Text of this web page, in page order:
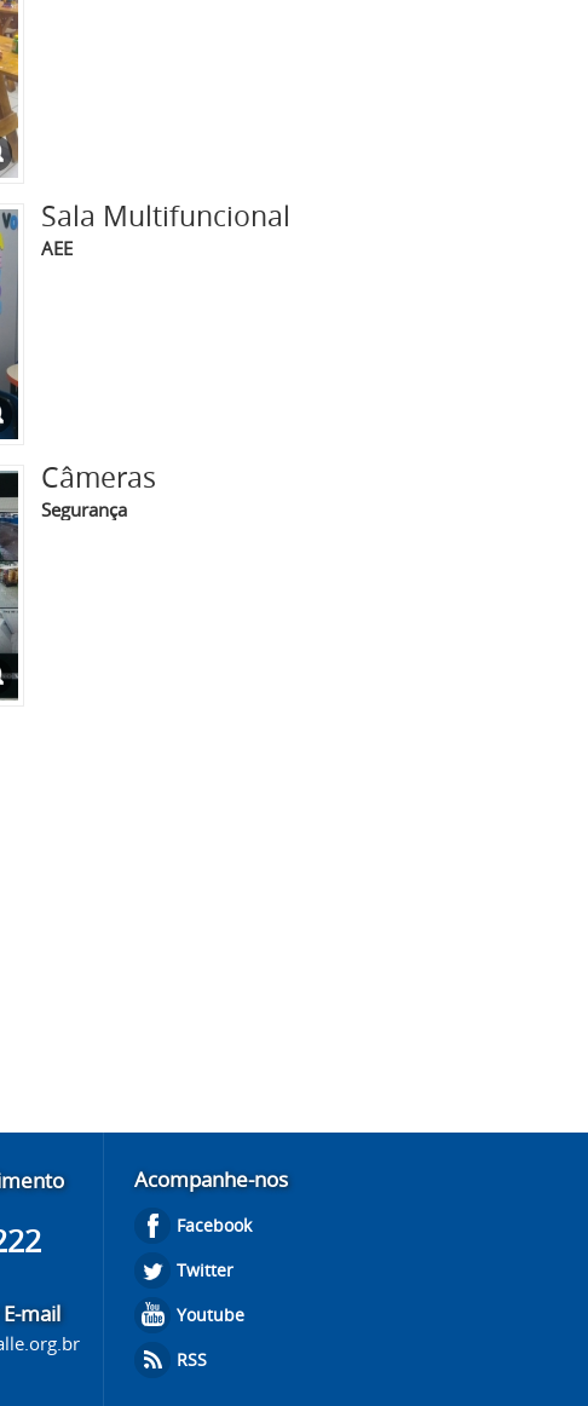
Sala Multifuncional
AEE
Câmeras
Segurança
mail
Acompanhe-nos
Facebook
Twitter
Youtube
RSS